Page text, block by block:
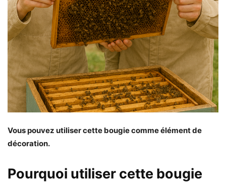
Vous pouvez utiliser cette bougie comme élément de
décoration.
Pourquoi utiliser cette bougie